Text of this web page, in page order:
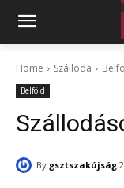
Home Szálloda
Belföld
By gsztszakújság